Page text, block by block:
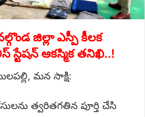
జిల్లా ఎస్పీ కీలక
స్టేషన్ ఆకస్మిక తనిఖి..!
మన సాక్షి:
త్వరితగతిన పూర్తి చేసి